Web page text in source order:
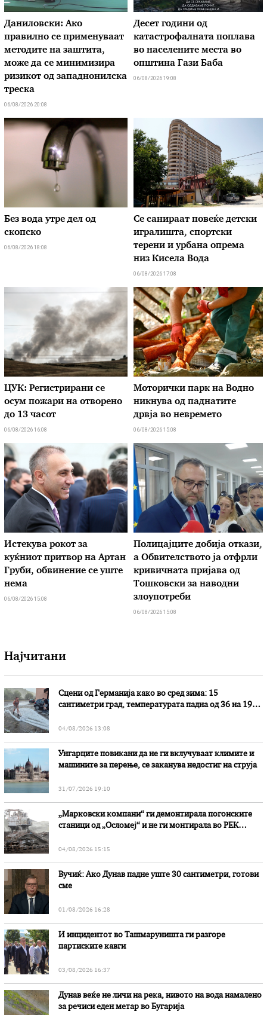
Даниловски: Ако
правилно се применуваат
методите на заштита,
може да се минимизира
ризикот од западнонилска
треска
06/08/2026 20:08
Десет години од
катастрофалната поплава
во населените места во
општина Гази Баба
06/08/2026 19:08
Без вода утре дел од
скопско
06/08/2026 18:08
Се санираат повеќе детски
игралишта, спортски
терени и урбана опрема
низ Кисела Вода
06/08/2026 17:08
ЦУК: Регистрирани се
осум пожари на отворено
до 13 часот
06/08/2026 16:08
Моторички парк на Водно
никнува од паднатите
дрвја во невремето
06/08/2026 15:08
Истекува рокот за
куќниот притвор на Артан
Груби, обвинение се уште
нема
06/08/2026 15:08
Полицајците добија откази,
а Обвителството ја отфрли
кривичната пријава од
Тошковски за наводни
злоупотреби
06/08/2026 15:08
Најчитани
Сцени од Германија како во сред зима: 15
сантиметри град, температурата падна од 36 на 19
04/08/2026 13:08
Унгарците повикани да не ги вклучуваат климите и
машините за перење, се заканува недостиг на струја
31/07/2026 19:10
„Марковски компани“ ги демонтирала погонските
станици од „Осломеј“ и не ги монтирала во РЕК
04/08/2026 15:15
Вучиќ: Ако Дунав падне уште 30 сантиметри, готови
сме
01/08/2026 16:28
И инцидентот во Ташмаруништa ги разгоре
партиските кавги
03/08/2026 16:37
Дунав веќе не личи на река, нивото на вода намалено
за речиси еден метар во Бугарија